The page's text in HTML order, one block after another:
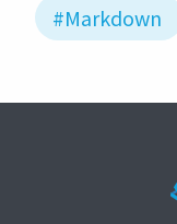
#Markdown